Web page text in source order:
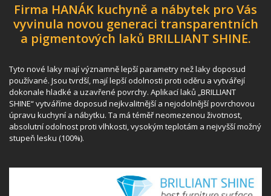
Firma HANÁK kuchyně a nábytek pro Vás
vyvinula novou generaci transparentních
a pigmentových laků BRILLIANT SHINE.
Tyto nové laky mají významně lepší parametry než laky doposud
používané. Jsou tvrdší, mají lepší odolnosti proti oděru a vytvářejí
dokonale hladké a uzavřené povrchy. Aplikací laků „BRILLIANT
SHINE“ vytváříme doposud nejkvalitnější a nejodolnější povrchovou
úpravu kuchyní a nábytku. Ta má téměř neomezenou životnost,
absolutní odolnost proti vlhkosti, vysokým teplotám a nejvyšší možný
stupeň lesku (100%).